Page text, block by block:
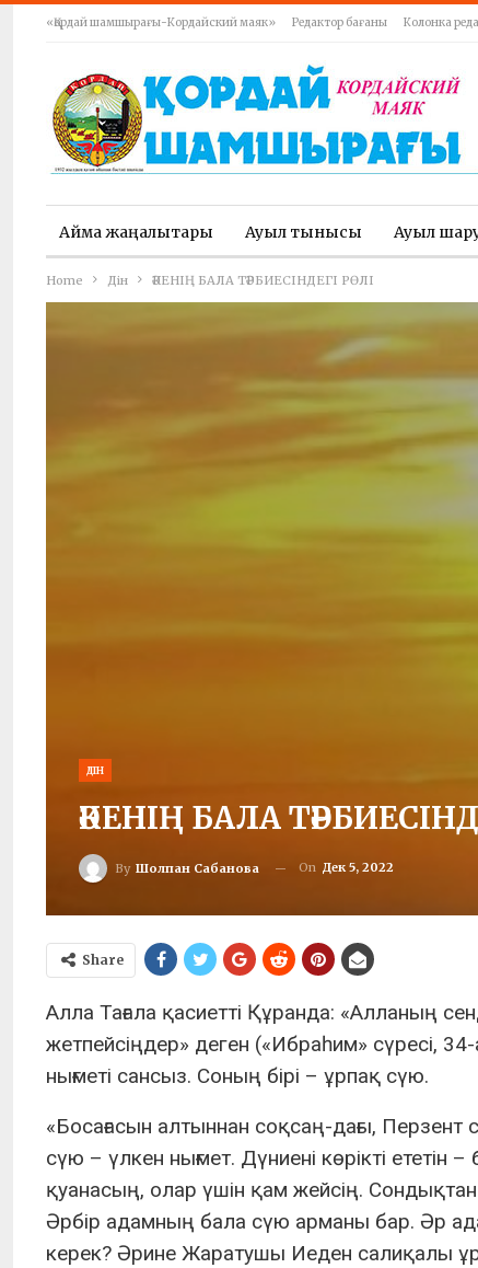
«Қордай шамшырағы-Кордайский маяк» Редактор бағаны Колонка
Аймақ жаңалықтары Ауыл тынысы Ауыл
Home Дін ӘКЕНІҢ БАЛА ТӘРБИЕСІНДЕГІ РӨЛІ
ДІН
ӘКЕНІҢ БАЛА
By Шолпан Сабанова On Дек 5, 2022
Share
Алла Тағала қасиетті Құранда: «Алланың
жетпейсіңдер» деген («Ибраһим» сүресі,
нығметі сансыз. Соның бірі – ұрпақ сүю.
«Босағасын алтыннан соқсаң-дағы,
сүю – үлкен нығмет. Дүниені көрікті
қуанасың, олар үшін қам жейсің. Сондықтан
Әрбір адамның бала сүю арманы бар. Әр
керек? Әрине Жаратушы Иеден салиқалы